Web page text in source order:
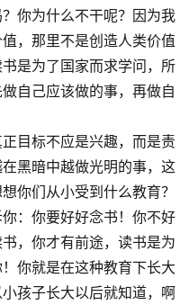
你为什么不干呢？因为我
，那里不是创造人类价值
是为了国家而求学问，所
自己应该做的事，再做自
目标不应是兴趣，而是责
黑暗中越做光明的事，这
你们从小受到什么教育？
：你要好好念书！你不好
，你才有前途，读书是为
你就是在这种教育下长大
孩子长大以后就知道，啊